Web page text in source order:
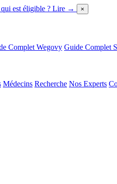
est éligible ? Lire → ×
Complet Wegovy Guide Complet
Médecins Recherche Nos Experts